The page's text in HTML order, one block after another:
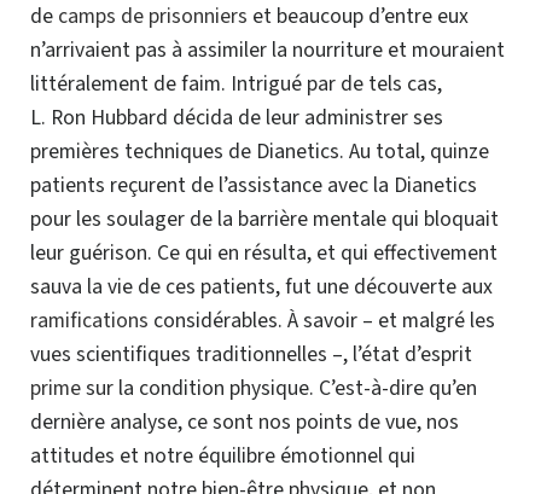
de camps de prisonniers et beaucoup d’entre eux
n’arrivaient pas à assimiler la nourriture et mouraient
littéralement de faim. Intrigué par de tels cas,
L. Ron Hubbard décida de leur administrer ses
premières techniques de Dianetics. Au total, quinze
patients reçurent de l’assistance avec la Dianetics
pour les soulager de la barrière mentale qui bloquait
leur guérison. Ce qui en résulta, et qui effectivement
sauva la vie de ces patients, fut une découverte aux
ramifications considérables. À savoir – et malgré les
vues scientifiques traditionnelles –, l’état d’esprit
primesur la condition physique. C’est-à-dire qu’en
dernière analyse, ce sont nos points de vue, nos
attitudes et notre équilibre émotionnel qui